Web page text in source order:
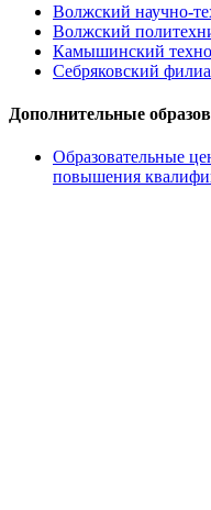
Волжский научно-
Волжский
Камышинский
Себряковский
Дополнительные
Образовательные
повышения